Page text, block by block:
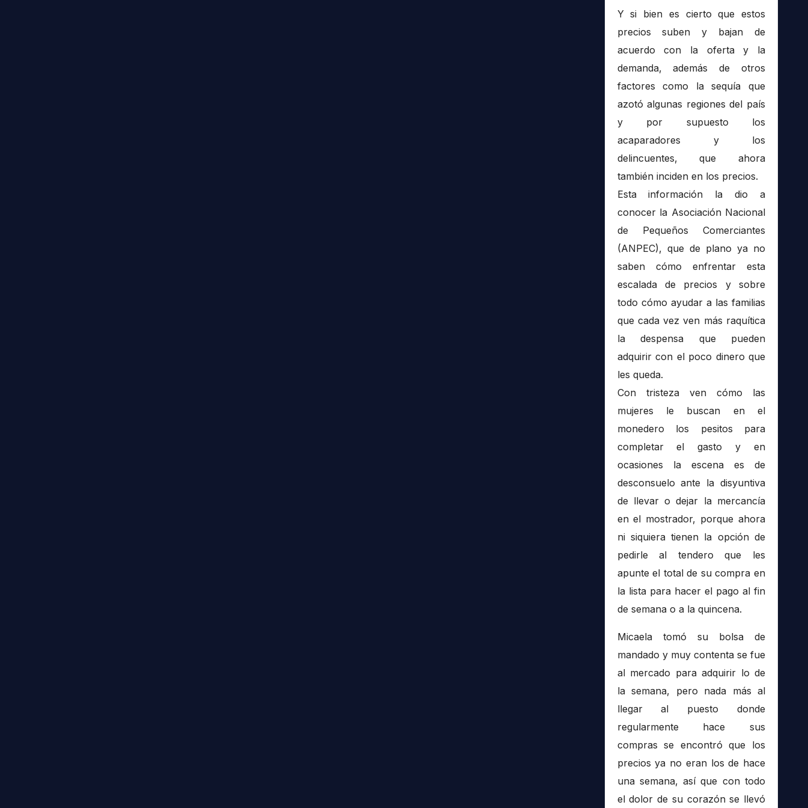
Y si bien es cierto que estos
precios suben y bajan de
acuerdo con la oferta y la
demanda, además de otros
factores como la sequía que
azotó algunas regiones del país
y por supuesto los
acaparadores y los
delincuentes, que ahora
también inciden en los precios.
Esta información la dio a
conocer la Asociación Nacional
de Pequeños Comerciantes
(ANPEC), que de plano ya no
saben cómo enfrentar esta
escalada de precios y sobre
todo cómo ayudar a las familias
que cada vez ven más raquítica
la despensa que pueden
adquirir con el poco dinero que
les queda.
Con tristeza ven cómo las
mujeres le buscan en el
monedero los pesitos para
completar el gasto y en
ocasiones la escena es de
desconsuelo ante la disyuntiva
de llevar o dejar la mercancía
en el mostrador, porque ahora
ni siquiera tienen la opción de
pedirle al tendero que les
apunte el total de su compra en
la lista para hacer el pago al fin
de semana o a la quincena.
Micaela tomó su bolsa de
mandado y muy contenta se fue
al mercado para adquirir lo de
la semana, pero nada más al
llegar al puesto donde
regularmente hace sus
compras se encontró que los
precios ya no eran los de hace
una semana, así que con todo
el dolor de su corazón se llevó